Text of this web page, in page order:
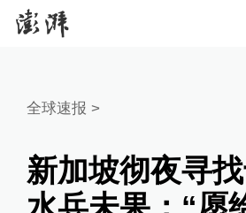
全球速报 >
新加坡彻夜寻